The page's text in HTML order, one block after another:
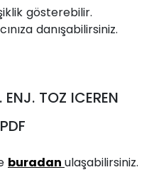
gösterebilir.
danışabilirsiniz.
TOZ ICEREN
buradan ulaşabilirsiniz.